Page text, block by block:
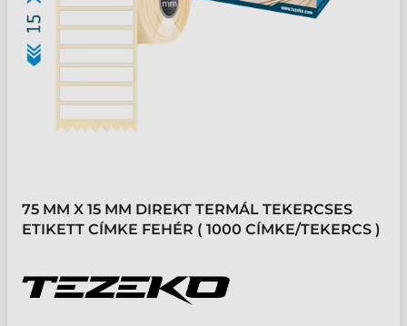
75 MM X 15 MM DIREKT TERMÁL TEKERCSES
ETIKETT CÍMKE FEHÉR ( 1000 CÍMKE/TEKERCS )